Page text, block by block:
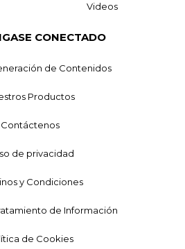
Videos
CONECTADO
de Contenidos
Productos
Contáctenos
de privacidad
y Condiciones
de Información
de Cookies